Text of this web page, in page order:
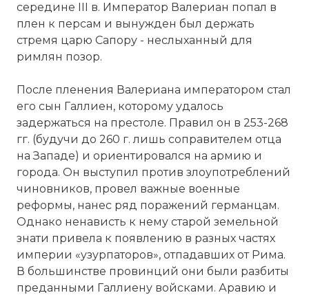
середине III в. Император Валериан попал в
плен к персам и вынужден был держать
стремя царю Сапору - неслыханный для
римлян позор.
После пленения Валериана императором стал
его сын Галлиен, которому удалось
задержаться на престоле. Правил он в 253-268
гг. (будучи до 260 г. лишь соправителем отца
на Западе) и ориентировался на армию и
города. Он выступил против злоупотреблений
чиновников, провел важные военные
реформы, нанес ряд поражений германцам.
Однако ненависть к нему старой земельной
знати привела к появлению в разных частях
империи «узурпаторов», отпадавших от Рима.
В большинстве провинций они были разбиты
преданными Галлиену войсками. Аравию и